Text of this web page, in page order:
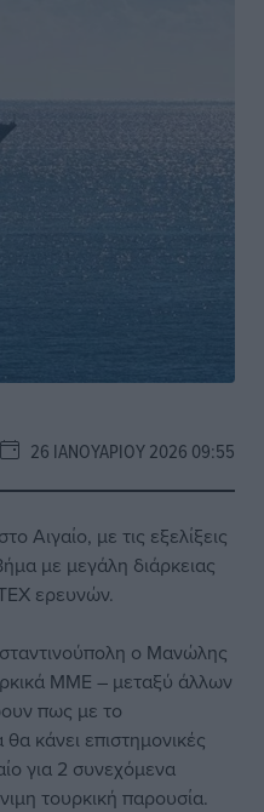
26 ΙΑΝΟΥΑΡΊΟΥ 2026 09:55
Αιγαίο, με τις εξελίξεις
με μεγάλη διάρκειας
ερευνών.
ο Μανώλης
ΜΜΕ – μεταξύ άλλων
πως με το
κάνει επιστημονικές
για 2 συνεχόμενα
τουρκική παρουσία.